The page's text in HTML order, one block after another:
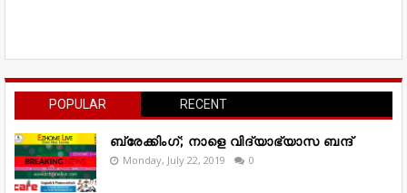
POPULAR RECENT
ബ്രേക്കിംഗ്; നാളെ വിദ്യാഭ്യാസ ബന്ദ്
Monday, July 22, 2019 0